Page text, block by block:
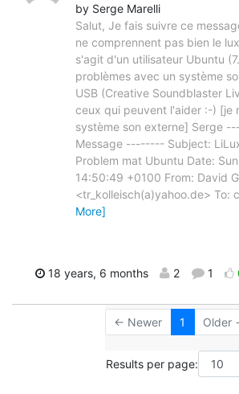
by Serge Marelli
Salut, Je fais suivre ce
ne comprennent pas bien le
s'agit d'un utilisateur Ubuntu
problèmes avec un système
USB (Creative Soundblaster
ceux qui peuvent l'aider :-) [je
système son externe] Serge
Message -------- Subject:
Problem mat Ubuntu Date:
14:50:49 +0100 From: David
<tr_kolleisch(a)yahoo.de> To:
More]
18 years, 6 months 2 1
← Newer 1 Older
Results per page: